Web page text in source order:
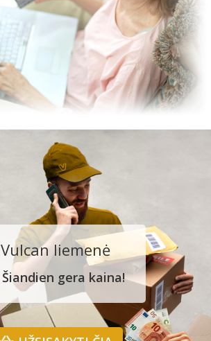
Vulcan liemenė
Šiandien gera kaina!